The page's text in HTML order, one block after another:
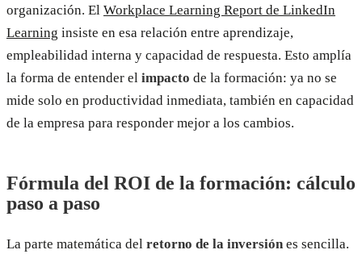
organización. El Workplace Learning Report de LinkedIn
Learning insiste en esa relación entre aprendizaje,
empleabilidad interna y capacidad de respuesta. Esto amplía
la forma de entender el impacto de la formación: ya no se
mide solo en productividad inmediata, también en capacidad
de la empresa para responder mejor a los cambios.
Fórmula del ROI de la formación: cálculo
paso a paso
La parte matemática del retorno de la inversiónes sencilla.